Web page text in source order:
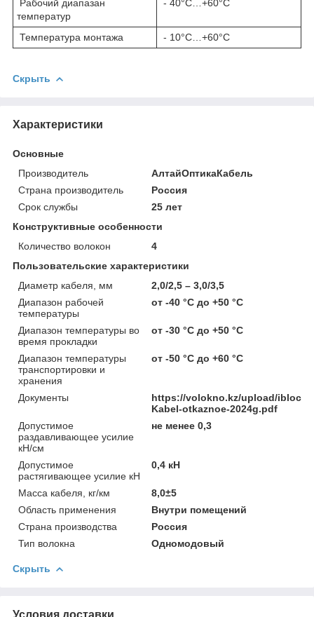
Рабочий диапазан
температур
- 40°С…+60°С
Температура монтажа - 10°С…+60°С
Скрыть
Характеристики
Основные
Производитель
АлтайОптикаКабель
Страна производитель
Россия
Срок службы
25 лет
Конструктивные особенности
Количество волокон
4
Пользовательские характеристики
Диаметр кабеля, мм
2,0/2,5 – 3,0/3,5
Диапазон рабочей
температуры
от -40 °C до +50 °C
Диапазон температуры во
время прокладки
от -30 °C до +50 °C
Диапазон температуры
транспортировки и
хранения
от -50 °C до +60 °C
Документы
https://volokno.kz/upload/iblock/
Kabel-otkaznoe-2024g.pdf
Допустимое
раздавливающее усилие
кН/см
не менее 0,3
Допустимое
растягивающее усилие кН
0,4 кН
Масса кабеля, кг/км
8,0±5
Область применения
Внутри помещений
Страна производства
Россия
Тип волокна
Одномодовый
Скрыть
Условия доставки